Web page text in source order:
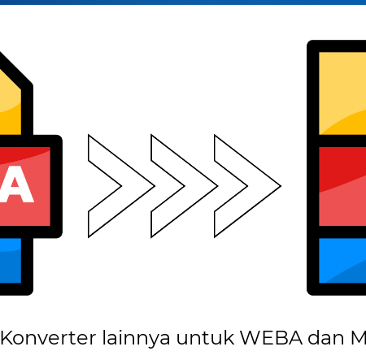
Konverter lainnya untuk WEBA dan